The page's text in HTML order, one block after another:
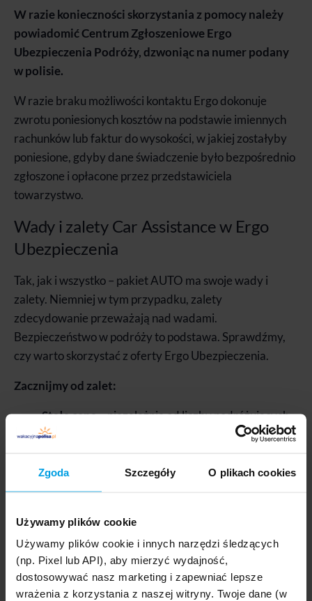
Zgoda Szczegóły O plikach cookies
Używamy plików cookie
Używamy plików cookie i innych narzędzi śledzących
(np. Pixel lub API), aby mierzyć wydajność,
dostosowywać nasz marketing i zapewniać lepsze
wrażenia z korzystania z naszej witryny. Twoje dane (w
W razie konieczności skorzystania z pomocy należy
powiadomić Centrum Zgłoszeniowe Ergo
Ubezpieczenia Podróży, dzwoniąc na numer podany
w polisie.
W razie braku możliwości kontaktu Ergo dokonuje
zwrotu poniesionych kosztów na podstawie imiennych
rachunków lub faktur do wysokości, w jakiej zostałyby
poniesione, gdyby dane świadczenie było bezpośrednio
zgłoszone i opłacone przez przedstawiciela
towarzystwo.
Wady i zalety Car Assistance w Ergo
Ubezpieczenia
Tak, jak i wszystko – pakiet AUTO ma swoje wady i
zalety. Niemniej w tym przypadku, zalety
zdecydowanie przeważają nad wadami.
Bezpieczeństwo w podróży to podstawa. Sprawdźmy,
czy warto skorzystać z oferty Ergo Ubezpieczenia.
Zacznijmy od zalet:
Stała cena– niezależnie od liczby podróżujących
czy wybranego wariantu polisy, pakiet kosztuje 10
samochodu),
Całodobowa infolinia
Szeroki zakres ochrony
liczyć na pomoc w razie awarii pojazdu,
unieruchomienia, wypadku oraz kradzieży,
Dodatkowe usługi– samochód zastępczy,